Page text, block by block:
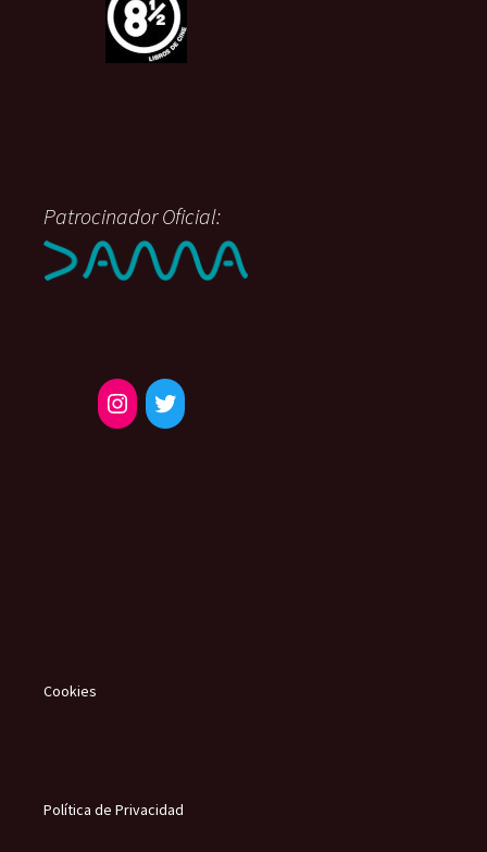
Patrocinador Oficial:
Cookies
Política de Privacidad